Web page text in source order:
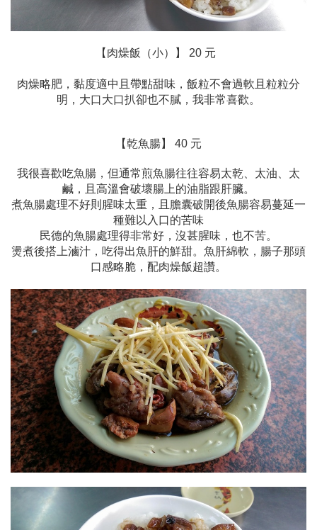
【肉燥飯（小）】 20 元
肉燥略肥，黏度適中且帶點甜味，飯粒不會過軟且粒粒分
明，大口大口扒卻也不膩，我非常喜歡。
【乾魚腸】 40 元
我很喜歡吃魚腸，但通常煎魚腸往往容易太乾、太油、太
鹹，且高溫會破壞腸上的油脂跟肝臟。
煮魚腸處理不好則腥味太重，且膽囊破開後魚腸容易蔓延一
種難以入口的苦味
民德的魚腸處理得非常好，沒甚腥味，也不苦。
燙煮後搭上滷汁，吃得出魚肝的鮮甜。魚肝綿軟，腸子那頭
口感略脆，配肉燥飯超讚。